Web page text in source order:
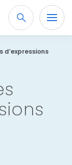
Recherche
OK
d’expressions